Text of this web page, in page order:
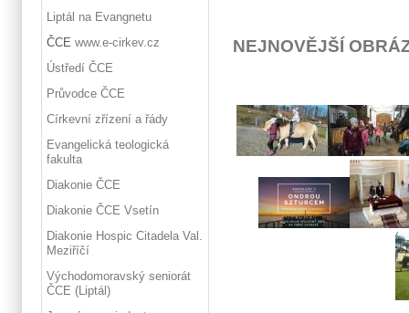
NEJNOVĚJŠÍ
Liptál na Evangnetu
ČCE www.e-cirkev.cz
Ústředí ČCE
Průvodce ČCE
Církevní zřízení a řády
Evangelická teologická
fakulta
Diakonie ČCE
Diakonie ČCE Vsetín
Diakonie Hospic Citadela Val.
Meziříčí
Východomoravský seniorát
ČCE (Liptál)